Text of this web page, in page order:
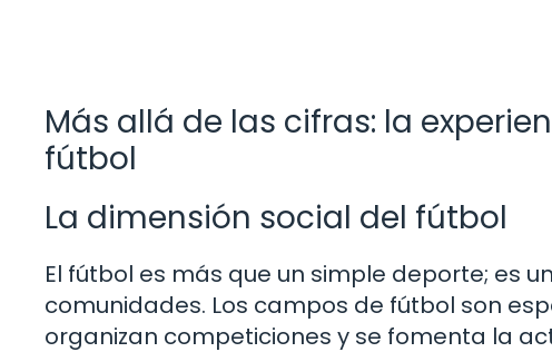
Más allá de las cifras: la
fútbol
La dimensión social del fútbol
El fútbol es más que un simple deporte; es
comunidades. Los campos de fútbol son
organizan competiciones y se fomenta la